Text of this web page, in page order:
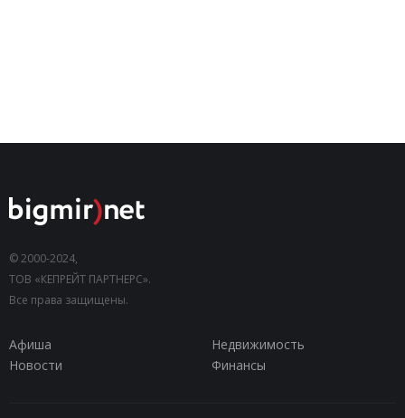
© 2000-2024,
ТОВ «КЕПРЕЙТ ПАРТНЕРС».
Все права защищены.
Афиша
Недвижимость
Новости
Финансы